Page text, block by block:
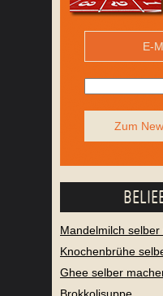
Zum
Mandelmilch selber
Knochenbrühe
Ghee selber
Brokkolisuppe